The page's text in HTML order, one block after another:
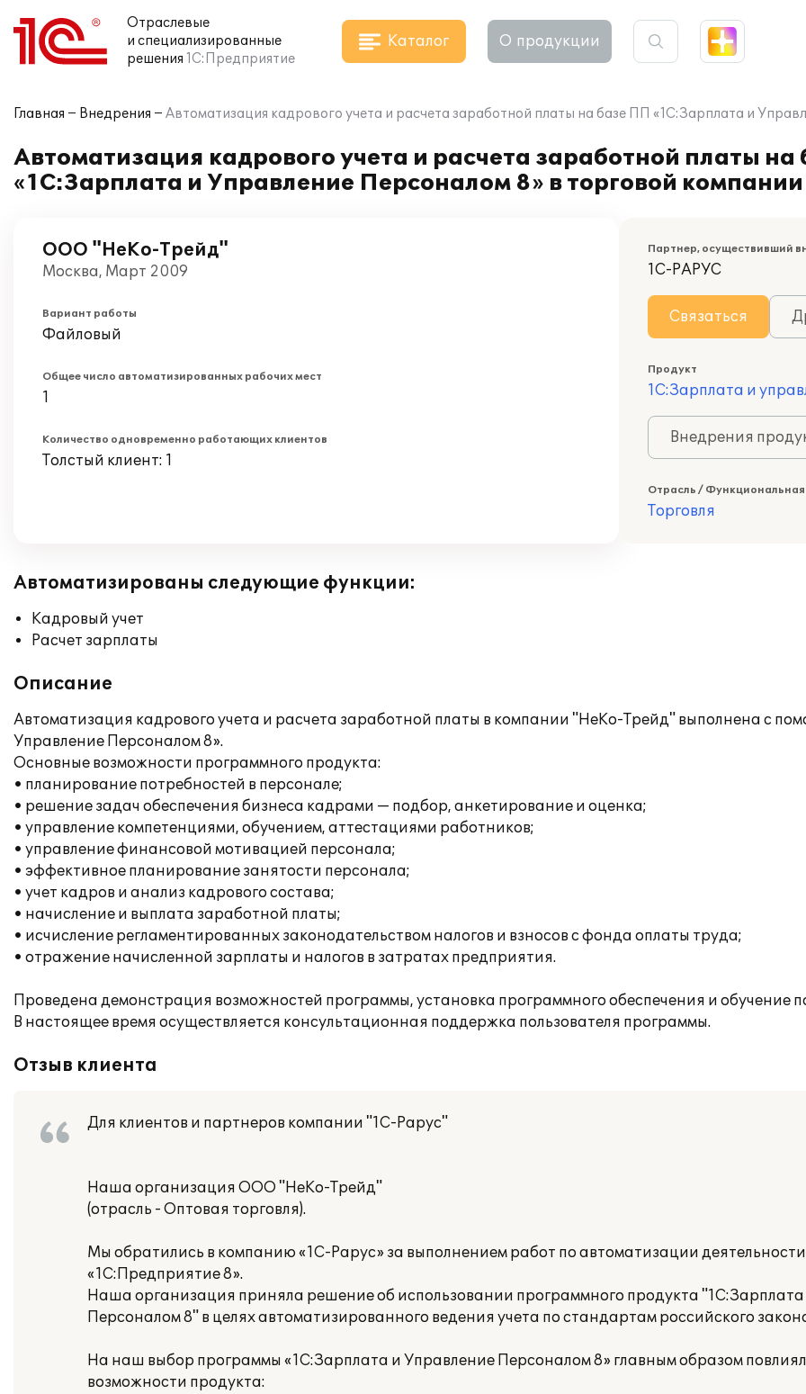
Отраслевые
и специализированные
решения 1С:Предприятие
Каталог О продукции
Главная Внедрения Автоматизация кадрового учета и расчета заработной платы на базе ПП «1С:Зарплата и
Автоматизация кадрового учета и расчета заработной платы на
«1С:Зарплата и Управление Персоналом 8» в торговой компании
ООО "НеКо-Трейд"
Москва, Март 2009
Вариант работы
Файловый
Общее число автоматизированных рабочих мест
1
Количество одновременно работающих клиентов
Толстый клиент: 1
Партнер, осуществивший
1С-РАРУС
Связаться
Продукт
1С:Зарплата и
Внедрения
Отрасль / Функциональная
Торговля
Автоматизированы следующие функции:
Кадровый учет
Расчет зарплаты
Описание
Автоматизация кадрового учета и расчета заработной платы в компании "НеКо-Трейд" выполнена с
Управление Персоналом 8».
Основные возможности программного продукта:
• планирование потребностей в персонале;
• решение задач обеспечения бизнеса кадрами — подбор, анкетирование и оценка;
• управление компетенциями, обучением, аттестациями работников;
• управление финансовой мотивацией персонала;
• эффективное планирование занятости персонала;
• учет кадров и анализ кадрового состава;
• начисление и выплата заработной платы;
• исчисление регламентированных законодательством налогов и взносов с фонда оплаты труда;
• отражение начисленной зарплаты и налогов в затратах предприятия.
Проведена демонстрация возможностей программы, установка программного обеспечения и обучение
В настоящее время осуществляется консультационная поддержка пользователя программы.
Отзыв клиента
Для клиентов и партнеров компании "1С-Рарус"
Наша организация ООО "НеКо-Трейд"
(отрасль - Оптовая торговля).
Мы обратились в компанию «1С-Рарус» за выполнением работ по автоматизации
«1С:Предприятие 8».
Наша организация приняла решение об использовании программного продукта
Персоналом 8" в целях автоматизированного ведения учета по стандартам российского
На наш выбор программы «1С:Зарплата и Управление Персоналом 8» главным образом
возможности продукта: